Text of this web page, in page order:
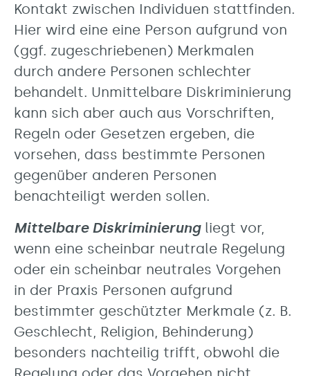
Kontakt zwischen Individuen stattfinden.
Hier wird eine eine Person aufgrund von
(ggf. zugeschriebenen) Merkmalen
durch andere Personen schlechter
behandelt. Unmittelbare Diskriminierung
kann sich aber auch aus Vorschriften,
Regeln oder Gesetzen ergeben, die
vorsehen, dass bestimmte Personen
gegenüber anderen Personen
benachteiligt werden sollen.
Mittelbare Diskriminierungliegt vor,
wenn eine scheinbar neutrale Regelung
oder ein scheinbar neutrales Vorgehen
in der Praxis Personen aufgrund
bestimmter geschützter Merkmale (z. B.
Geschlecht, Religion, Behinderung)
besonders nachteilig trifft, obwohl die